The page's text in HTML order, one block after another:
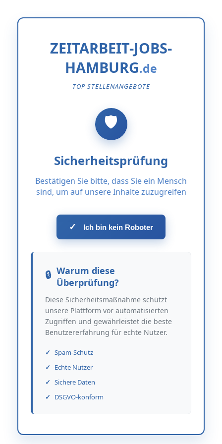
ZEITARBEIT-JOBS-
HAMBURG
TOP STELLENANGEBOTE
Sicherheitsprüfung
Bestätigen Sie bitte, dass Sie ein Mensch
sind, um auf unsere Inhalte zuzugreifen
✓ Ich bin kein Roboter
Warum diese
Überprüfung?
Diese Sicherheitsmaßnahme schützt
unsere Plattform vor automatisierten
Zugriffen und gewährleistet die beste
Benutzererfahrung für echte Nutzer.
Spam-Schutz
Echte Nutzer
Sichere Daten
DSGVO-konform